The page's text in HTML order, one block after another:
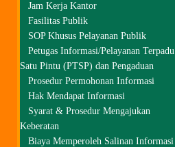
Jam Kerja Kantor
Fasilitas Publik
SOP Khusus Pelayanan Publik
Petugas Informasi/Pelayanan Terpadu
Satu Pintu (PTSP) dan Pengaduan
Prosedur Permohonan Informasi
Hak Mendapat Informasi
Syarat & Prosedur Mengajukan
Keberatan
Biaya Memperoleh Salinan Informasi